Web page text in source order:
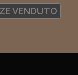
VENDUTO